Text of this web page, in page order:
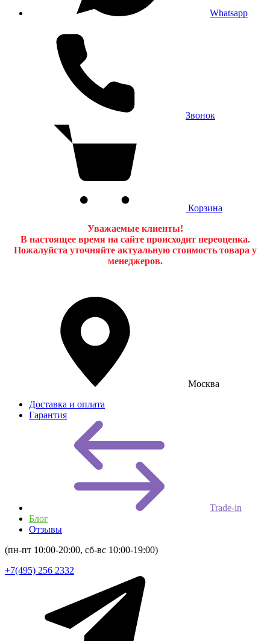
Whatsapp
Звонок
Корзина
Уважаемые клиенты!
В настоящее время на сайте происходит переоценка.
Пожалуйста уточняйте актуальную стоимость товара у
менеджеров.
Москва
Доставка и оплата
Гарантия
Trade-in
Блог
Отзывы
(пн-пт 10:00-20:00, сб-вс 10:00-19:00)
+7(495) 256 2332